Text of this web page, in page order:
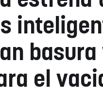
basura
el